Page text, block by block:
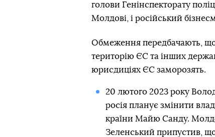
голови Генінспекторату
Молдові, і російський
Обмеження передбачають, що
територію ЄС та інших
юрисдиціях ЄС заморозять.
20 лютого 2023 року
росія планує змінити
країни Майю Санду.
Зеленський припустив,